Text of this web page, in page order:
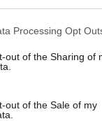
Processing Opt
out of the Sharing of
out of the Sale of my
avarijos
nepavyko
diena